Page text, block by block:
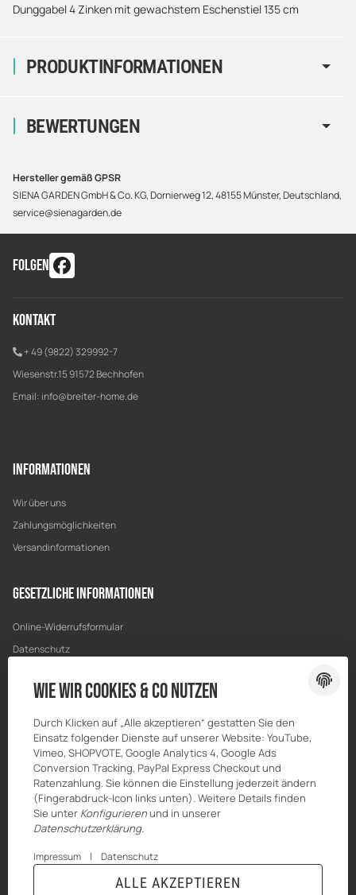
PRODUKTINFORMATIONEN
Dunggabel 4 Zinken mit gewachstem Eschenstiel 135 cm
BEWERTUNGEN
Hersteller gemäß GPSR
SIENA GARDEN GmbH & Co. KG, Dornierweg 12, 48155 Münster, Deutschland,
service@sienagarden.de
FOLGEN
Kontakt
+ 49 (9822) 329992-7
Wiesenstr.15 91572 Bechhofen
Email: info@breiter-home.de
Informationen
Wir über uns
Zahlungsmöglichkeiten
Versandinformationen
Gesetzliche Informationen
Online-Widerrufsformular
Datenschutz
Sitemap
Impressum
Batteriegesetzhinweise
Widerrufsrecht
Wie wir Cookies & Co nutzen
Durch Klicken auf „Alle akzeptieren“ gestatten Sie den
Einsatz folgender Dienste auf unserer Website: YouTube,
Vimeo, SHOPVOTE, Google Analytics 4, Google Ads
Conversion Tracking, PayPal Express Checkout und
Ratenzahlung. Sie können die Einstellung jederzeit ändern
(Fingerabdruck-Icon links unten). Weitere Details finden
Sie unter Konfigurierenund in unserer
Datenschutzerklärung.
Impressum | Datenschutz
ALLE AKZEPTIEREN